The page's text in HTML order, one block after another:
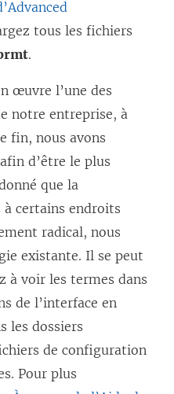
tous les fichiers
.
œuvre l’une des
notre entreprise, à
fin, nous avons
d’être le plus
que la
certains endroits
radical, nous
existante. Il se peut
à voir les termes dans
de l’interface en
les dossiers
de configuration
Pour plus